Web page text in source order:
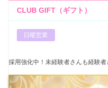
CLUB GIFT（ギフト）
日曜営業
採用強化中！未経験者さんも経験